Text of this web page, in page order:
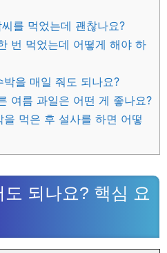
를 먹었는데 괜찮나요?
번 먹었는데 어떻게 해야 하
박을 매일 줘도 되나요?
여름 과일은 어떤 게 좋나요?
을 먹은 후 설사를 하면 어떻
되나요? 핵심 요